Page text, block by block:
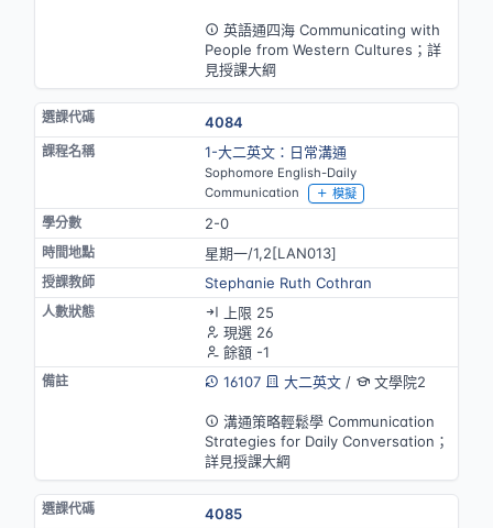
英語通四海 Communicating with
People from Western Cultures；詳
見授課大綱
4084
1-大二英文：日常溝通
Sophomore English-Daily
Communication
模擬
2-0
星期一/1,2[LAN013]
Stephanie Ruth Cothran
上限 25
現選 26
餘額 -1
16107
大二英文/ 文學院2
溝通策略輕鬆學 Communication
Strategies for Daily Conversation；
詳見授課大綱
4085